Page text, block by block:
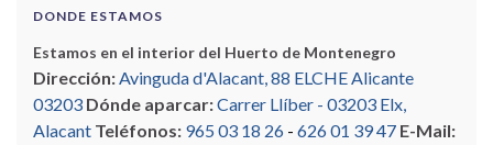
DONDE ESTAMOS
Estamos en el interior del Huerto de Montenegro
Dirección:Avinguda d'Alacant, 88 ELCHE Alicante
03203 Dónde aparcar:Carrer Llíber - 03203 Elx,
Alacant Teléfonos: 965 03 18 26 - 626 01 39 47 E-Mail: